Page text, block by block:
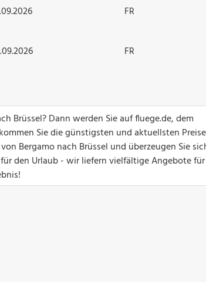
FR
FR
Brüssel? Dann werden Sie auf fluege.de, dem
Sie die günstigsten und aktuellsten Preise
Bergamo nach Brüssel und überzeugen Sie
den Urlaub - wir liefern vielfältige Angebote für